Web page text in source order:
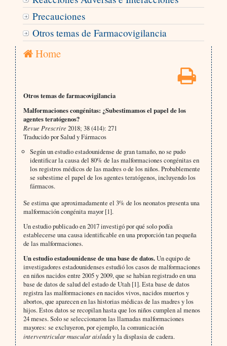
Precauciones
Otros temas de Farmacovigilancia
Home
Otros temas de farmacovigilancia
Malformaciones congénitas: ¿Subestimamos el papel de los
agentes teratógenos?
Revue Prescrire2018; 38 (414): 271
Traducido por Salud y Fármacos
Según un estudio estadounidense de gran tamaño, no se pudo
identificar la causa del 80% de las malformaciones congénitas en
los registros médicos de las madres o de los niños. Probablemente
se subestime el papel de los agentes teratógenos, incluyendo los
fármacos.
Se estima que aproximadamente el 3% de los neonatos presenta una
malformación congénita mayor [1].
Un estudio publicado en 2017 investigó por qué solo podía
establecerse una causa identificable en una proporción tan pequeña
de las malformaciones.
Un estudio estadounidense de una base de datos.Un equipo de
investigadores estadounidenses estudió los casos de malformaciones
en niños nacidos entre 2005 y 2009, que se habían registrado en una
base de datos de salud del estado de Utah [1]. Esta base de datos
registra las malformaciones en nacidos vivos, nacidos muertos y
abortos, que aparecen en las historias médicas de las madres y los
hijos. Estos datos se recopilan hasta que los niños cumplen al menos
24 meses. Solo se seleccionaron las llamadas malformaciones
mayores: se excluyeron, por ejemplo, la comunicación
interventricular muscular aisladay la displasia de cadera.